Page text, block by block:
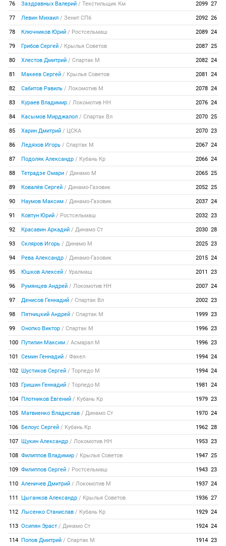
76 Заздравных Валерий / Текстильщик Км 2099 27
77 Левин Михаил / Зенит СПб 2092 26
78 Ключников Юрий / Ростсельмаш 2089 24
79 Грибов Сергей / Крылья Советов 2087 25
80 Хлестов Дмитрий / Спартак М 2082 24
81 Макеев Сергей / Крылья Советов 2081 24
82 Сабитов Равиль / Локомотив М 2078 24
83 Кураев Владимир / Локомотив НН 2076 24
84 Касымов Мирджалол / Спартак Вл 2070 25
85 Харин Дмитрий / ЦСКА 2070 23
86 Ледяхов Игорь / Спартак М 2067 24
87 Подоляк Александр / Кубань Кр 2066 24
88 Тетрадзе Омари / Динамо М 2065 25
89 Ковалёв Сергей / Динамо-Газовик 2052 25
90 Наумов Максим / Динамо-Газовик 2037 24
91 Ковтун Юрий / Ростсельмаш 2032 23
92 Красавин Аркадий / Динамо Ст 2030 28
93 Скляров Игорь / Динамо М 2025 23
94 Рева Александр / Динамо-Газовик 2015 24
95 Юшков Алексей / Уралмаш 2011 23
96 Румянцев Андрей / Локомотив НН 2007 24
97 Денисов Геннадий / Спартак Вл 2002 23
98 Пятницкий Андрей / Спартак М 1999 23
99 Онопко Виктор / Спартак М 1996 23
100 Путилин Максим / Асмарал М 1996 23
101 Семин Геннадий / Факел 1994 24
102 Шустиков Сергей / Торпедо М 1994 24
103 Гришин Геннадий / Торпедо М 1981 24
104 Плотников Евгений / Кубань Кр 1979 23
105 Матвиенко Владислав / Динамо Ст 1970 24
106 Белоус Сергей / Кубань Кр 1962 28
107 Щукин Александр / Локомотив НН 1953 23
108 Филиппов Владимир / Крылья Советов 1947 25
109 Филиппов Сергей / Ростсельмаш 1943 23
110 Аленичев Дмитрий / Локомотив М 1937 24
111 Цыганков Александр / Крылья Советов 1936 27
112 Лысенко Станислав / Кубань Кр 1929 24
113 Осипян Эраст / Динамо Ст 1924 24
114 Попов Дмитрий / Спартак М 1914 23